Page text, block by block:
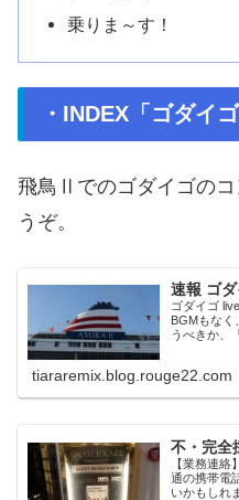
乗りま～す！
・INDEX「ゴダイ
飛鳥Ⅱでのゴダイゴの
うぞ。
速報 ゴ
ゴダイゴ
BGMもなく
うべきか、
tiararemix.blog.rouge22.com
不・完
【業務連
通の携帯電
いかもしれ